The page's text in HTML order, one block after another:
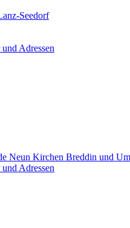
Seedorf
Adressen
Neun Kirchen Breddin und
Adressen